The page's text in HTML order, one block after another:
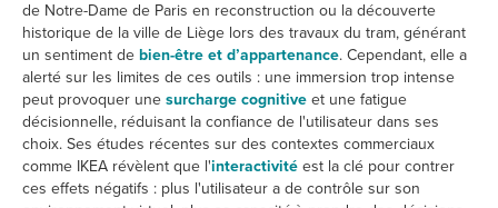
de Notre-Dame de Paris en reconstruction ou la découverte
historique de la ville de Liège lors des travaux du tram, générant
un sentiment de bien-être et d’appartenance. Cependant, elle a
alerté sur les limites de ces outils : une immersion trop intense
peut provoquer une surcharge cognitive et une fatigue
décisionnelle, réduisant la confiance de l'utilisateur dans ses
choix. Ses études récentes sur des contextes commerciaux
comme IKEA révèlent que l'interactivité est la clé pour contrer
ces effets négatifs : plus l'utilisateur a de contrôle sur son